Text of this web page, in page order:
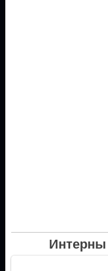
Интерны